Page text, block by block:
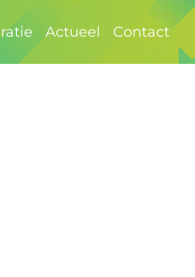
Actueel Contact